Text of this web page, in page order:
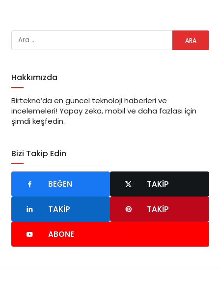
Hakkımızda
Birtekno’da en güncel teknoloji haberleri ve
incelemeleri! Yapay zeka, mobil ve daha fazlası için
şimdi keşfedin.
Bizi Takip Edin
BEĞEN TAKIP
TAKIP TAKIP
ABONE